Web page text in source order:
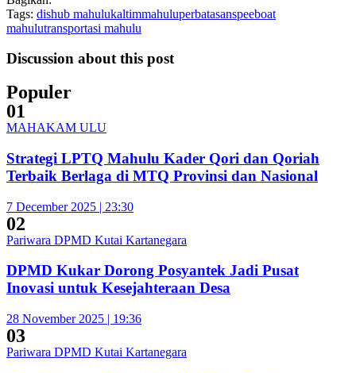
Tags: dishub mahulukaltimmahuluperbatasanspeeboat
mahulutransportasi mahulu
Discussion about this post
Populer
01
MAHAKAM ULU
Strategi LPTQ Mahulu Kader Qori dan Qoriah
Terbaik Berlaga di MTQ Provinsi dan Nasional
7 December 2025 | 23:30
02
Pariwara DPMD Kutai Kartanegara
DPMD Kukar Dorong Posyantek Jadi Pusat
Inovasi untuk Kesejahteraan Desa
28 November 2025 | 19:36
03
Pariwara DPMD Kutai Kartanegara